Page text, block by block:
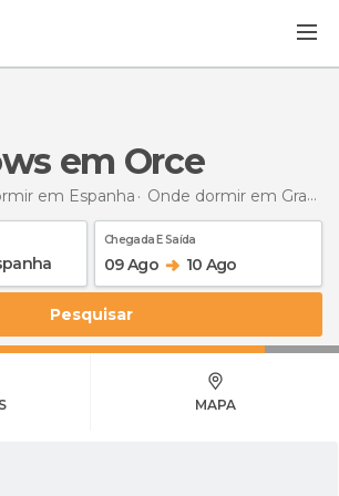
em Orce
em Espanha Onde dormir em Granada
Chegada E Saída
09 Ago 10 Ago
Pesquisar
MAPA